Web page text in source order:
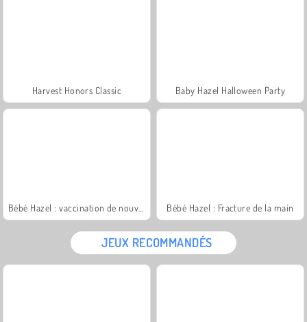
Harvest Honors Classic Baby Hazel Halloween Party
Bébé Hazel : Fracture de la main
JEUX RECOMMANDÉS